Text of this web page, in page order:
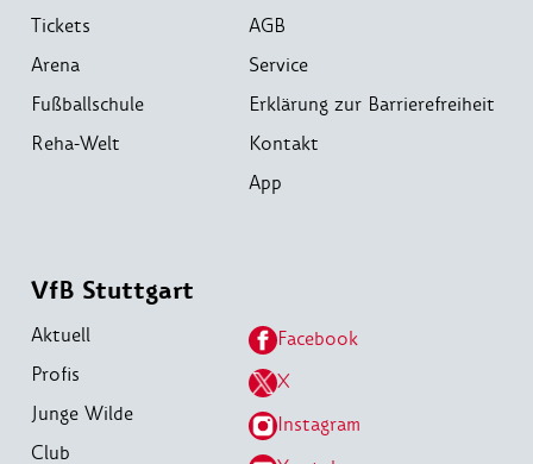
Tickets
Arena
Fußballschule
Reha-Welt
AGB
Service
Erklärung zur Barrierefreiheit
Kontakt
App
VfB Stuttgart
Aktuell
Profis
Junge Wilde
Club
Facebook
X
Instagram